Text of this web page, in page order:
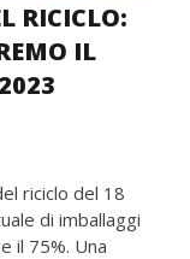
RICICLO:
IL
riciclo del 18
di imballaggi
il 75%. Una